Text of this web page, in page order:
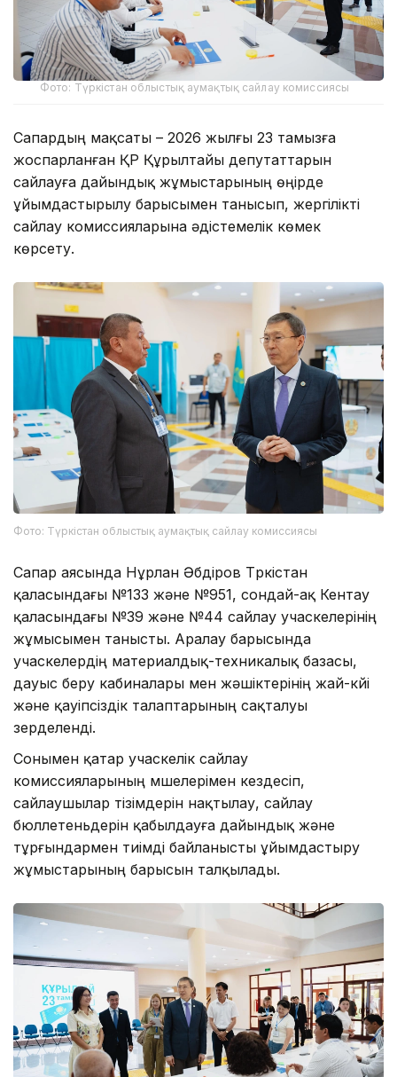
Фото: Түркістан облыстық аумақтық сайлау комиссиясы
Сапардың мақсаты – 2026 жылғы 23 тамызға
жоспарланған ҚР Құрылтайы депутаттарын
сайлауға дайындық жұмыстарының өңірде
ұйымдастырылу барысымен танысып, жергілікті
сайлау комиссияларына әдістемелік көмек
көрсету.
Фото: Түркістан облыстық аумақтық сайлау комиссиясы
Сапар аясында Нұрлан Әбдіров Түркістан
қаласындағы №133 және №951, сондай-ақ Кентау
қаласындағы №39 және №44 сайлау учаскелерінің
жұмысымен танысты. Аралау барысында
учаскелердің материалдық-техникалық базасы,
дауыс беру кабиналары мен жәшіктерінің жай-күйі
және қауіпсіздік талаптарының сақталуы
зерделенді.
Сонымен қатар учаскелік сайлау
комиссияларының мүшелерімен кездесіп,
сайлаушылар тізімдерін нақтылау, сайлау
бюллетеньдерін қабылдауға дайындық және
тұрғындармен тиімді байланысты ұйымдастыру
жұмыстарының барысын талқылады.